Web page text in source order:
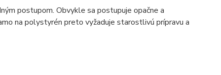
postupom. Obvykle sa postupuje opačne a
na polystyrén preto vyžaduje starostlivú prípravu a